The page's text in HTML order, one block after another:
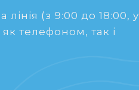
лінія (з 9:00 до 18:00, у
телефоном, так і